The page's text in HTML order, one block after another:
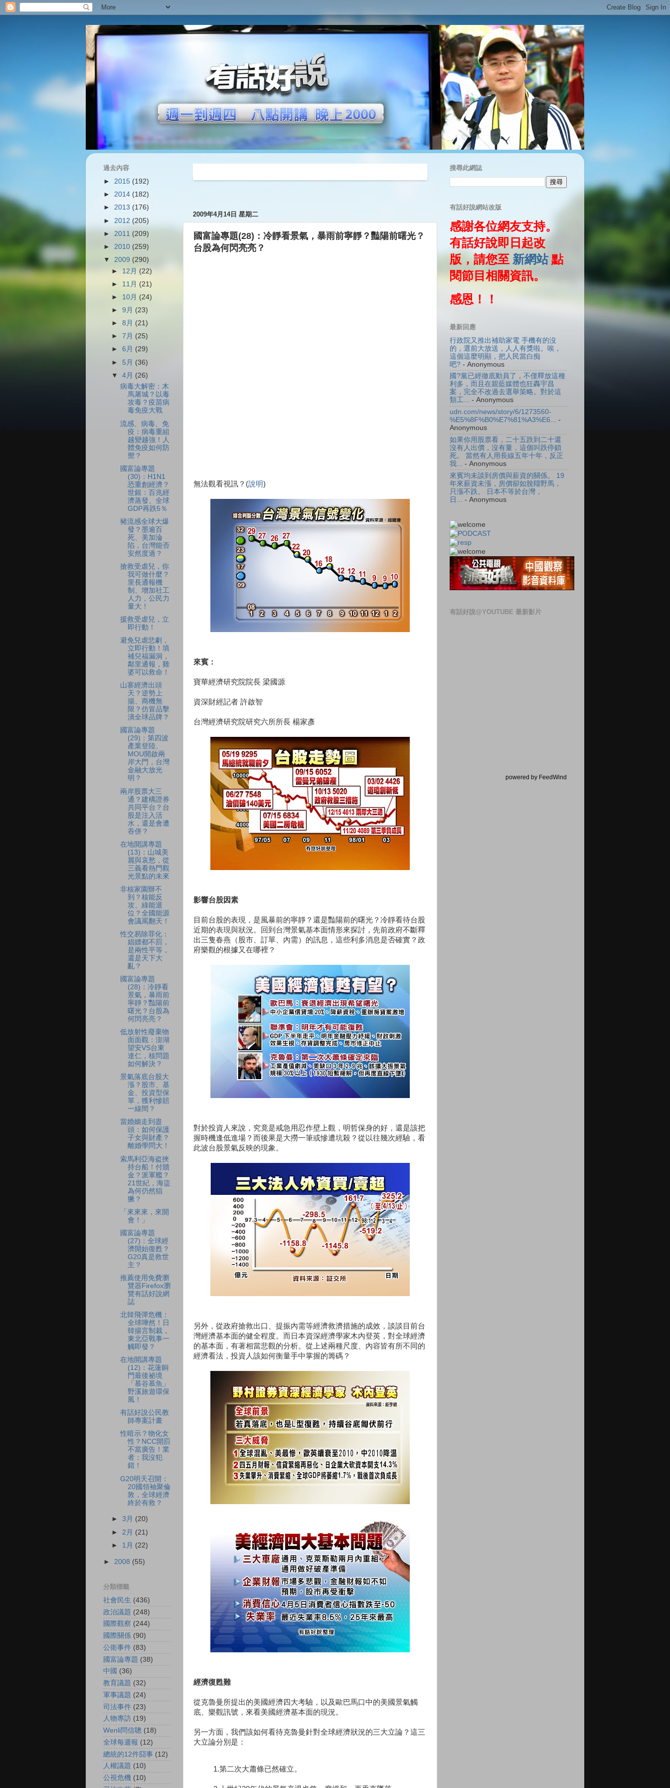
2009年4月14日 星期二
國富論專題(28)：冷靜看景氣，暴雨前寧靜？豔陽前曙光？
台股為何閃亮亮？
無法觀看視訊？(說明)
來賓：
寶華經濟研究院院長 梁國源
資深財經記者 許啟智
台灣經濟研究院研究六所所長 楊家彥
影響台股因素
目前台股的表現，是風暴前的寧靜？還是豔陽前的曙光？冷靜看待台股
近期的表現與狀況。回到台灣景氣基本面情形來探討，先前政府不斷釋
出三隻春燕（股市、訂單、內需）的訊息，這些利多消息是否確實？政
府樂觀的根據又在哪裡？
對於投資人來說，究竟是戒急用忍作壁上觀，明哲保身的好，還是該把
握時機逢低進場？而後果是大撈一筆或慘遭坑殺？從以往幾次經驗，看
此波台股景氣反映的現象。
另外，從政府搶救出口、提振內需等經濟救濟措施的成效，談談目前台
灣經濟基本面的健全程度。而日本資深經濟學家木內登英，對全球經濟
的基本面，有著相當悲觀的分析。從上述兩種尺度、內容皆有所不同的
經濟看法，投資人該如何衡量手中掌握的籌碼？
經濟復甦難
從克魯曼所提出的美國經濟四大考驗，以及歐巴馬口中的美國景氣觸
底、樂觀訊號，來看美國經濟基本面的現況。
另一方面，我們該如何看待克魯曼針對全球經濟狀況的三大立論？這三
大立論分別是：
1.第二次大蕭條已然確立。
過去內容
► 2015 (192)
► 2014 (182)
► 2013 (176)
► 2012 (205)
► 2011 (209)
► 2010 (259)
▼ 2009 (290)
► 12月 (22)
► 11月 (21)
► 10月 (24)
►9月 (23)
►8月 (21)
►7月 (25)
►6月 (29)
► 5月 (36)
▼4月 (26)
病毒大解密：木
馬屠城？以毒
攻毒？疫苗病
毒免疫大戰
流感、病毒、免
疫：病毒重組
越變越強！人
體免疫如何防
禦？
國富論專題
(30)：H1N1
恐重創經濟？
世銀：百兆經
濟蒸發、全球
GDP再跌5％
豬流感全球大爆
發？墨逾百
死、美加淪
陷，台灣能否
安然度過？
搶救受虐兒，你
我可做什麼？
里長通報機
制、增加社工
人力，公民力
量大！
援救受虐兒，立
即行動！
避免兒虐悲劇，
立即行動！填
補兒福漏洞，
鄰里通報，雞
婆可以救命！
山寨經濟出頭
天？逆勢上
揚、商機無
限？仿冒品擊
潰全球品牌？
國富論專題
(29)：第四波
產業登陸、
MOU開啟兩
岸大門，台灣
金融大放光
明？
兩岸股票大三
通？建構證券
共同平台？台
股是注入活
水，還是會遭
吞併？
在地開講專題
(13)：山城美
麗與哀愁，從
三義看熱門觀
光景點的未來
非核家園辦不
到？核能反
攻、綠能退
位？全國能源
會議罵翻天！
性交易除罪化：
娼嫖都不罰，
是兩性平等，
還是天下大
亂？
國富論專題
(28)：冷靜看
景氣，暴雨前
寧靜？豔陽前
曙光？台股為
何閃亮亮？
低放射性廢棄物
面面觀：澎湖
望安VS台東
達仁，核問題
如何解決？
景氣落底台股大
漲？股市、基
金、投資型保
單，獲利慘賠
一線間？
當婚姻走到盡
頭：如何保護
子女與財產？
離婚學問大！
索馬利亞海盗挾
持台船！付贖
金？派軍艦？
21世紀，海盜
為何仍然猖
獗？
「來來來，來開
會！」
國富論專題
(27)：全球經
濟開始復甦？
G20真是救世
主？
推薦使用免費瀏
覽器Firefox瀏
覽有話好說網
誌
北韓飛彈危機：
全球嘩然！日
韓揚言制裁，
東北亞戰事一
觸即發？
在地開講專題
(12)：花蓮銅
門最後祕境
「慕谷慕魚」
野溪旅遊環保
風！
有話好說公民教
師專案計畫
性暗示？物化女
性？NCC開罰
不當廣告！業
者：我沒犯
錯！
G20明天召開：
20國領袖聚倫
敦，全球經濟
終於有救？
►3月 (20)
► 2月 (21)
► 1月 (22)
► 2008 (55)
分類標籤
社會民生 (436)
政治議題 (248)
國際觀察 (244)
國際關係 (90)
公衛事件 (83)
國富論專題 (38)
中國 (36)
教育議題 (32)
軍事議題 (24)
司法事件 (23)
人物專訪 (19)
Wenli問信聰 (18)
全球每週報 (12)
總統的12件囧事 (12)
人權議題 (10)
公視危機 (10)
搜尋此網誌
有話好說網站改版
感謝各位網友支持。
有話好說即日起改
版，請您至 新網站點
閱節目相關資訊。
感恩！！
最新回應
行政院又推出補助家電 手機有的沒
的，選前大放送，人人有獎啦。唉，
這個這麼明顯，把人民當白痴
吧? - Anonymous
國?黨已經徹底動員了，不僅釋放這種
利多，而且在親藍媒體也狂轟宇昌
案，完全不改過去選舉策略。對於這
類工... - Anonymous
udn.com/news/story/6/1273560-
%E5%8F%B0%E7%81%A3%E6... -
Anonymous
如果你用股票看，二十五跌到二十還
沒有人出價，沒有量，這個叫跌停鎖
死。 當然有人用長線五年十年，反正
我...
- Anonymous
來賓均未談到房價與薪資的關係。 19
年來薪資未漲，房價卻如脫韁野馬，
只漲不跌。 日本不等於台灣，
日...
- Anonymous
有話好說@YOUTUBE 最新影片
powered by FeedWind